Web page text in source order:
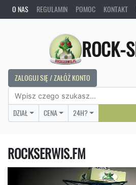
O NAS REGULAMIN POMOC KONTAKT
ROCK-
ZALOGUJ SIĘ / ZAŁÓŻ KONTO
DZIAŁ CENA 24H?
ROCKSERWIS.FM